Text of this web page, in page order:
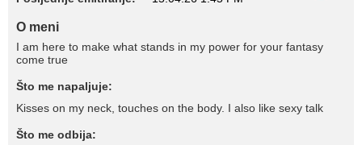
O meni
I am here to make what stands in my power for your fantasy
come true
Što me napaljuje:
Kisses on my neck, touches on the body. I also like sexy talk
Što me odbija: